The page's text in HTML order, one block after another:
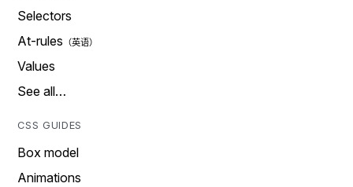
Selectors
At-rules
Values
See all…
CSS GUIDES
Box model
Animations